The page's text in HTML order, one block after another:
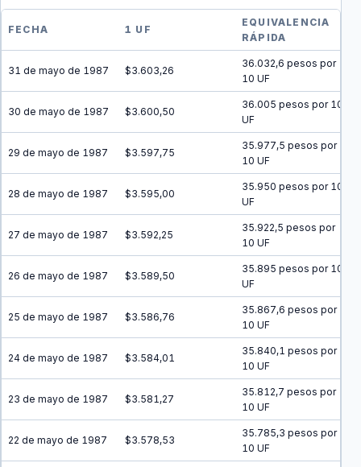
FECHA 1 UF
EQUIVALENCIA
RÁPIDA
31 de mayo de 1987 $3.603,26
36.032,6 pesos por
10 UF
30 de mayo de 1987 $3.600,50
36.005 pesos por 10
UF
29 de mayo de 1987 $3.597,75
35.977,5 pesos por
10 UF
28 de mayo de 1987 $3.595,00
35.950 pesos por 10
UF
27 de mayo de 1987 $3.592,25
35.922,5 pesos por
10 UF
26 de mayo de 1987 $3.589,50
35.895 pesos por 10
UF
25 de mayo de 1987 $3.586,76
35.867,6 pesos por
10 UF
24 de mayo de 1987 $3.584,01
35.840,1 pesos por
10 UF
23 de mayo de 1987 $3.581,27
35.812,7 pesos por
10 UF
22 de mayo de 1987 $3.578,53
35.785,3 pesos por
10 UF